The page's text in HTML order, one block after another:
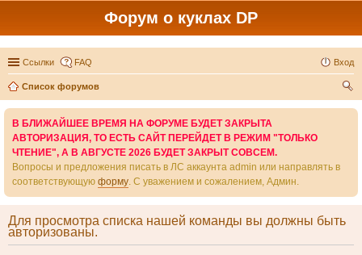
Форум о куклах DP
Ссылки FAQ Вход
Список форумов
В БЛИЖАЙШЕЕ ВРЕМЯ НА ФОРУМЕ БУДЕТ ЗАКРЫТА
АВТОРИЗАЦИЯ, ТО ЕСТЬ САЙТ ПЕРЕЙДЕТ В РЕЖИМ "ТОЛЬКО
ЧТЕНИЕ", А В АВГУСТЕ 2026 БУДЕТ ЗАКРЫТ СОВСЕМ.
Вопросы и предложения писать в ЛС аккаунта admin или направлять в
соответствующую форму. С уважением и сожалением, Админ.
Для просмотра списка нашей команды вы должны быть
авторизованы.